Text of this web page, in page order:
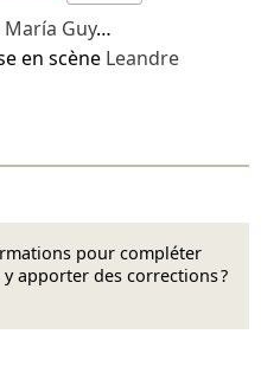
María Guy…
en scène Leandre
pour compléter
apporter des corrections ?